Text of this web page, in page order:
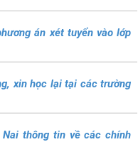
án xét tuyển vào lớp
xin học lại tại các trường
thông tin về các chính